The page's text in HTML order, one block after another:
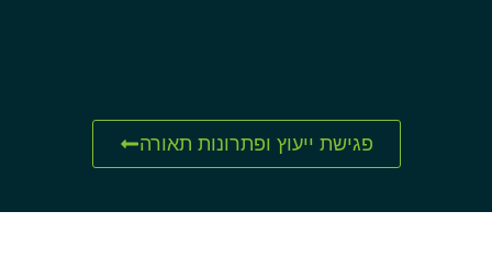
פגישת ייעוץ ופתרונות תאורה